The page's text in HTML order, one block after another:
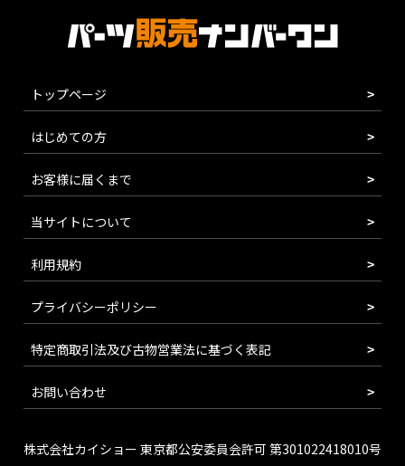
トップページ
はじめての方
お客様に届くまで
当サイトについて
利用規約
プライバシーポリシー
特定商取引法及び古物営業法に基づく表記
お問い合わせ
株式会社カイショー 東京都公安委員会許可 第301022418010号